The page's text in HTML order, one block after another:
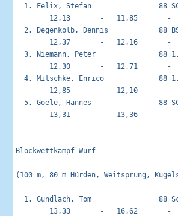
1. Felix, Stefan                88
12,13       -   11,85       -
2. Degenkolb, Dennis            88
12,37       -   12,16       -
3. Niemann, Peter               88
12,30       -   12,71       -
4. Mitschke, Enrico             88
12,85       -   12,10       -
5. Goele, Hannes                88
13,31       -   13,36       -
Blockwettkampf Wurf
(100 m, 80 m Hürden, Weitsprung,
1. Gundlach, Tom                88
13,33       -   16,62       -